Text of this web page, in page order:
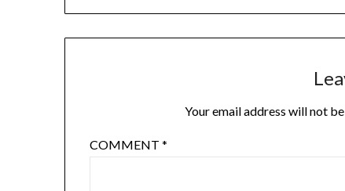
Your email address will not
COMMENT*